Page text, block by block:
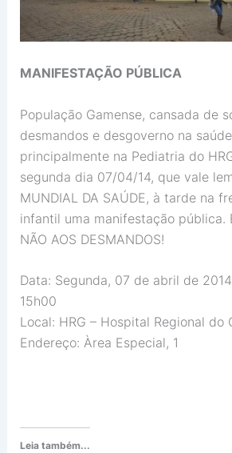
MANIFESTAÇÃO PÚBLICA
População Gamense, cansada de
desmandos e desgoverno na
principalmente na Pediatria do
segunda dia 07/04/14, que vale
MUNDIAL DA SAÚDE, à tarde na
infantil uma manifestação pública.
NÃO AOS DESMANDOS!
Data: Segunda, 07 de abril de
15h00
Local: HRG – Hospital Regional do
Endereço: Àrea Especial, 1
Leia também...